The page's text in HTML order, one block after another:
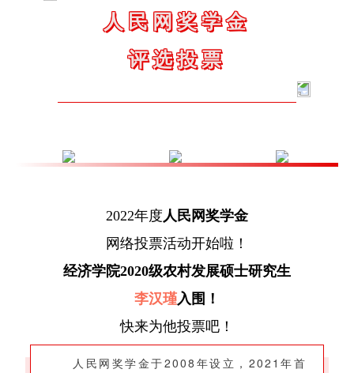
人民网奖学金
评选投票
2022年度 人民网奖学金
网络投票活动开始啦！
经济学院2020级农村发展硕士研究生
李汉瑾入围！
快来为他投票吧！
人民网奖学金于2008年设立，2021年首